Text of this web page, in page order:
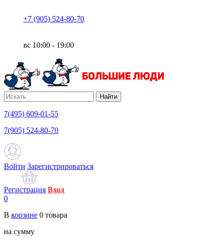
+7 (905) 524-80-70
вс 10:00 - 19:00
Найти
7(495) 609-01-55
7(905) 524-80-70
Войти Зарегистрироваться
Регистрация Вход
0
В корзине 0 товара
на сумму